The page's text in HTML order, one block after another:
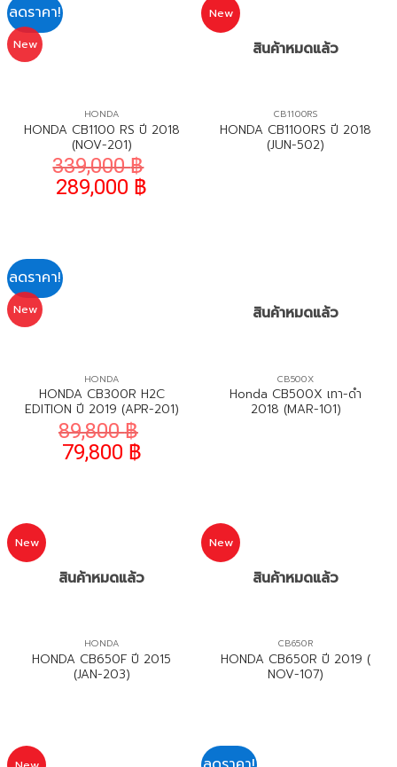
ลดราคา!
New
HONDA
HONDA CB1100 RS ปี 2018
(NOV-201)
339,000฿
289,000 ฿
New
สินค้าหมดแล้ว
CB1100RS
HONDA CB1100RS ปี 2018
(JUN-502)
ลดราคา!
New
HONDA
HONDA CB300R H2C
EDITION ปี 2019 (APR-201)
89,800฿
79,800 ฿
สินค้าหมดแล้ว
CB500X
Honda CB500X เทา-ดำ
2018 (MAR-101)
New
สินค้าหมดแล้ว
HONDA
HONDA CB650F ปี 2015
(JAN-203)
New
สินค้าหมดแล้ว
CB650R
HONDA CB650R ปี 2019 (
NOV-107)